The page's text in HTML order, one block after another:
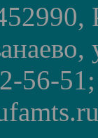
56-